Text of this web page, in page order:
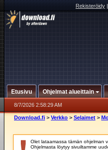
Rekisteröidy
Etusivu Ohjelmat alueittain
8/7/2026 2:58:29 AM
Download.fi > Verkko > Selaimet >
Olet lataamassa tämän ohjelman
Ohjelmasta löytyy sivuiltamme